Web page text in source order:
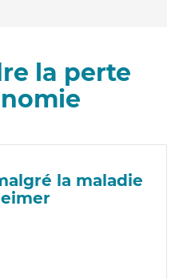
la perte
la maladie